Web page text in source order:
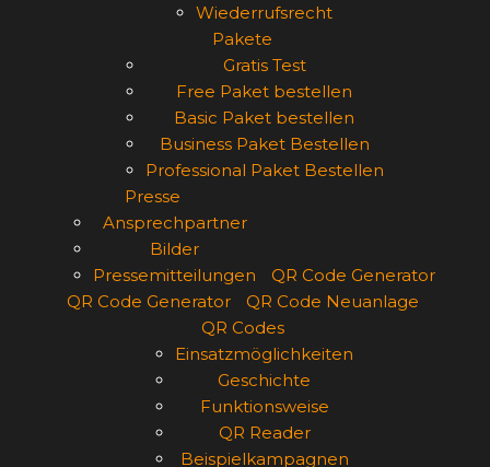
Wiederrufsrecht
Pakete
Gratis Test
Free Paket bestellen
Basic Paket bestellen
Business Paket Bestellen
Professional Paket Bestellen
Presse
Ansprechpartner
Bilder
Pressemitteilungen
QR Code Generator
QR Code Generator
QR Code Neuanlage
QR Codes
Einsatzmöglichkeiten
Geschichte
Funktionsweise
QR Reader
Beispielkampagnen